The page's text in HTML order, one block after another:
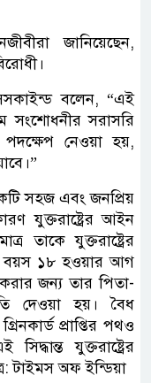
জানিয়েছেন,
বলেন, “এই
সংশোধনীর সরাসরি
নেওয়া হয়,
সহজ এবং জনপ্রিয়
যুক্তরাষ্ট্রের আইন
তাকে যুক্তরাষ্ট্রের
বয়স ১৮ হওয়ার আগ
জন্য তার পিতা-
দেওয়া হয়। বৈধ
প্রাপ্তির পথও
যুক্তরাষ্ট্রের
টাইমস অফ ইন্ডিয়া